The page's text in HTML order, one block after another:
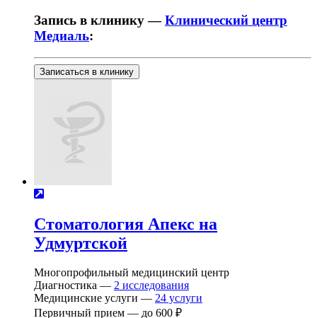
Запись в клинику —Клинический центр
Медиаль:
Записаться в клинику
Стоматология Апекс на
Удмуртской
Многопрофильный медицинский центр
Диагностика — 2 исследования
Медицинские услуги — 24 услуги
Первичный прием — до 600 ₽